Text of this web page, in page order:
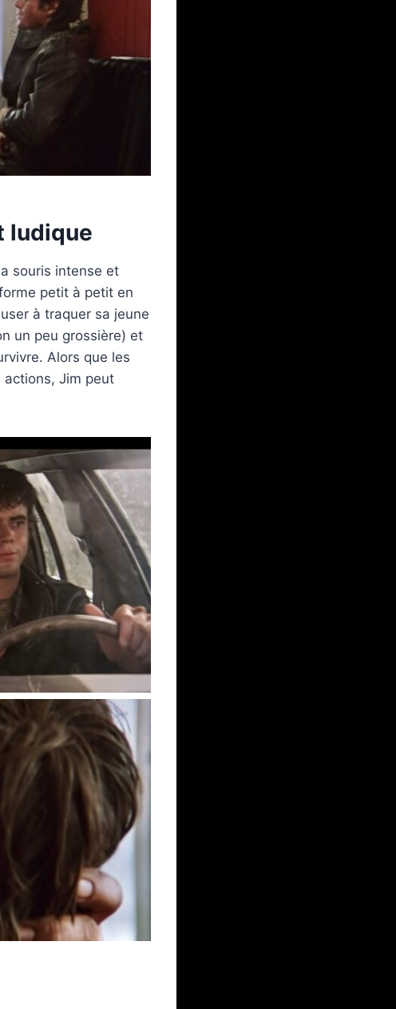
ludique
souris intense et
petit à petit en
à traquer sa jeune
un peu grossière) et
Alors que les
actions, Jim peut